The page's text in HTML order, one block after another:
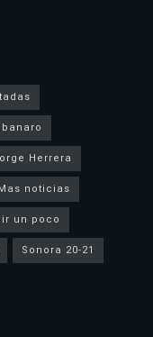
Herrera
noticias
un poco
Sonora 20-21